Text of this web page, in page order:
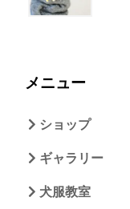
メニュー
ショップ
ギャラリー
犬服教室